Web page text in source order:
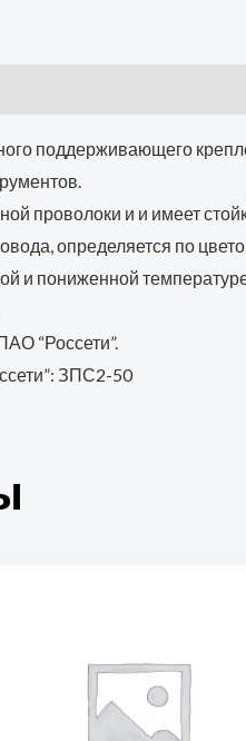
поддерживающего
проволоки и и имеет
определяется по
и пониженной
“Россети”.
ЗПС2-50